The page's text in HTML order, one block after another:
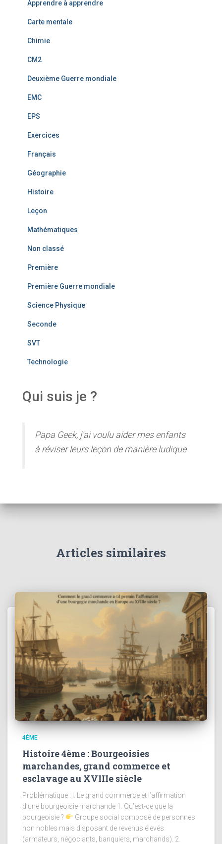
Apprendre à apprendre
Carte mentale
Chimie
CM2
Deuxième Guerre mondiale
EMC
EPS
Exercices
Français
Géographie
Histoire
Leçon
Mathématiques
Non classé
Première
Première Guerre mondiale
Science Physique
Seconde
SVT
Technologie
Qui suis je ?
Papa Geek, j'ai voulu aider mes enfants
à réviser leurs leçon de manière ludique
Articles similaires
4ÈME
Histoire 4ème : Bourgeoisies
marchandes, grand commerce et
esclavage au XVIIIe siècle
Problématique : I. Le grand commerce et l’affirmation
d’une bourgeoisie marchande 1. Qu’est-ce que la
bourgeoisie ?
Groupe social composé de personnes
non nobles mais disposant de revenus élevés
(armateurs, négociants, banquiers, marchands). 2.